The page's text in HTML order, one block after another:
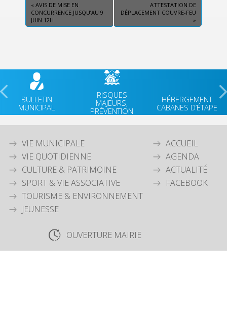
« AVIS DE MISE EN
CONCURRENCE JUSQU’AU 9
JUIN 12H
ATTESTATION DE
DÉPLACEMENT COUVRE-FEU
»
BULLETIN
MUNICIPAL
RISQUES
MAJEURS,
PRÉVENTION
HÉBERGEMENT
CABANES D’ÉTAPE
VIE MUNICIPALE
VIE QUOTIDIENNE
CULTURE & PATRIMOINE
SPORT & VIE ASSOCIATIVE
TOURISME & ENVIRONNEMENT
JEUNESSE
ACCUEIL
AGENDA
ACTUALITÉ
FACEBOOK
OUVERTURE MAIRIE
Lundi: 9h30-12h00 & 15h30-18h30